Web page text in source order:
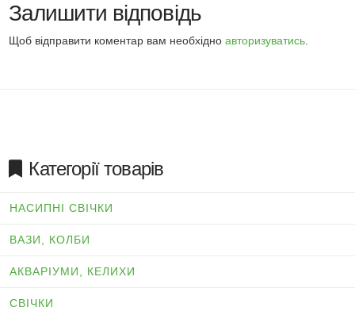
Залишити відповідь
Щоб відправити коментар вам необхідноавторизуватись
Категорії товарів
НАСИПНІ СВІЧКИ
ВАЗИ, КОЛБИ
АКВАРІУМИ, КЕЛИХИ
СВІЧКИ